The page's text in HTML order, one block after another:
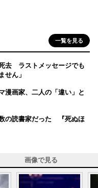
一覧を見る
去 ラストメッセージでも
ん」
画家、二人の「違い」と
の読書家だった 『死ぬほ
画像で見る